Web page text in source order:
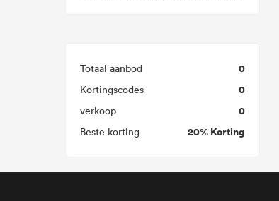
Totaal aanbod 0
Kortingscodes 0
verkoop 0
Beste korting 20% Korting